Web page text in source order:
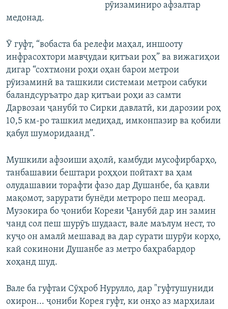
рӯизаминиро афзалтар
медонад.
Ӯ гуфт, “вобаста ба релефи маҳал, иншооту
инфрасохтори мавҷудаи қитъаи роҳ” ва вижагиҳои
дигар “сохтмони роҳи оҳан барои метрои
рӯизаминӣ ва ташкили системаи метрои сабуки
баландсуръатро дар қитъаи роҳи аз самти
Дарвозаи ҷанубӣ то Сирки давлатӣ, ки дарозии роҳ
10,5 км-ро ташкил медиҳад, имконпазир ва қобили
қабул шуморидаанд”.
Мушкили афзоиши аҳолӣ, камбуди мусофирбарҳо,
танбашавии бештари роҳҳои пойтахт ва ҳам
олудашавии торафти фазо дар Душанбе, ба қавли
мақомот, зарурати бунёди метроро пеш меорад.
Музокира бо ҷониби Кореяи Ҷанубӣ дар ин замин
чанд сол пеш шурӯъ шудааст, вале маълум нест, то
куҷо он амалӣ мешавад ва дар сурати шурӯи корҳо,
кай сокинони Душанбе аз метро баҳрабардор
хоҳанд шуд.
Вале ба гуфтаи Сӯҳроб Нурулло, дар "гуфтушуниди
охирон... ҷониби Корея гуфт, ки онҳо аз марҳилаи